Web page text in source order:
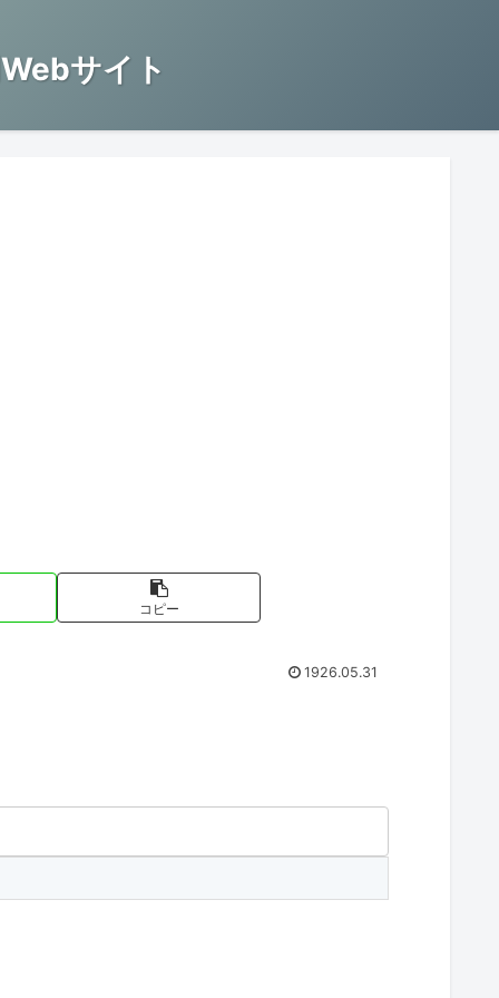
サイト
コピー
1926.05.31